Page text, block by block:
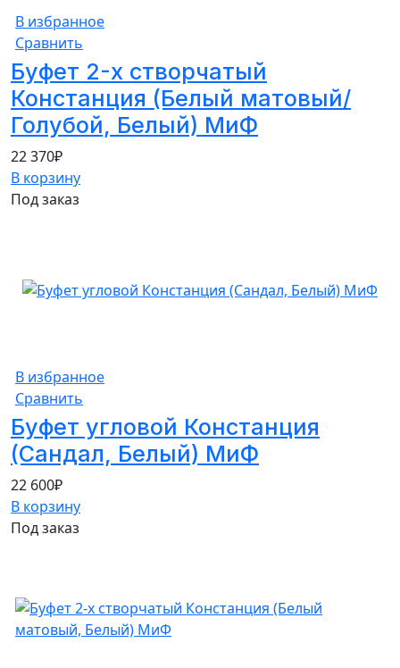
В избранное
Сравнить
Буфет 2-х створчатый
Констанция (Белый матовый/
Голубой, Белый) МиФ
22 370₽
В корзину
Под заказ
В избранное
Сравнить
Буфет угловой Констанция
(Сандал, Белый) МиФ
22 600₽
В корзину
Под заказ